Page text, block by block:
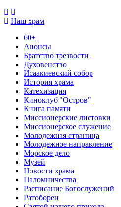
Наш храм
60+
Анонсы
Братство трезвости
Духовенство
Исаакиевский собор
История храма
Катехизация
Киноклуб "Остров"
Книга памяти
Миссионерские листовки
Миссионерское служение
Молодежная страница
Молодежное направление
Морское дело
Музей
Новости храма
Паломничества
Расписание Богослужений
Ратоборец